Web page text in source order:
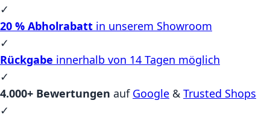
✓
20 % Abholrabatt in unserem Showroom
✓
Rückgabe innerhalb von 14 Tagen möglich
✓
4.000+ Bewertungen auf Google & Trusted Shops
✓